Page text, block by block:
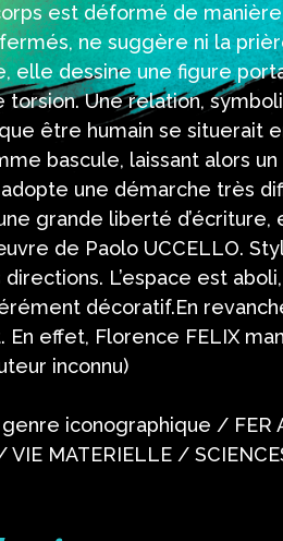
est déformé de manière
ne suggère ni la
elle dessine une figure
Une relation,
être humain se situerait
bascule, laissant alors
une démarche très
grande liberté
de Paolo UCCELLO.
L’espace est
décoratif.En
effet, Florence FELIX
inconnu)
iconographique / FER A
VIE MATERIELLE /